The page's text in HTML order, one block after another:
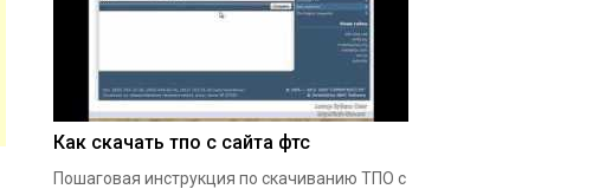
Как скачать тпо с сайта фтс
Пошаговая инструкция по скачиванию ТПО с